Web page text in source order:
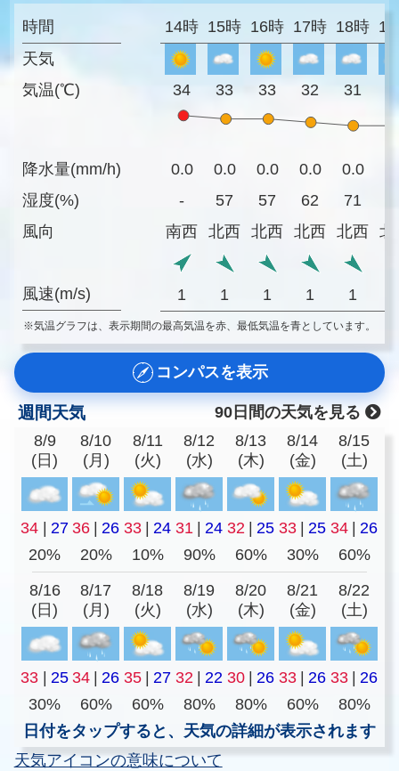
時間
天気
気温(℃)
降水量(mm/h)
湿度(%)
風向
風速(m/s)
14時 15時 16時 17時 18時
34 33 33 32 31
0.0 0.0 0.0 0.0 0.0
-
57 57 62 71
南西
北西 北西 北西 北西 北
1 1 1 1 1
※気温グラフは、表示期間の最高気温を赤、最低気温を青としています。
コンパスを表示
週間天気
90日間の天気を見る
8/9
(日)
8/10
(月)
8/11
(火)
8/12
(水)
8/13
(木)
8/14
(金)
8/15
(土)
34 | 27 36 | 26 33 | 24 31 | 24 32 | 25 33 | 25 34 | 26
20%
20% 10% 90% 60% 30% 60%
8/16
(日)
8/17
(月)
8/18
(火)
8/19
(水)
8/20
(木)
8/21
(金)
8/22
(土)
33 | 25 34 | 26 35 | 27 32 | 22 30 | 26 33 | 26 33 | 26
30%
60% 60% 80% 80% 60%
80%
日付をタップすると、天気の詳細が表示されます
天気アイコンの意味について